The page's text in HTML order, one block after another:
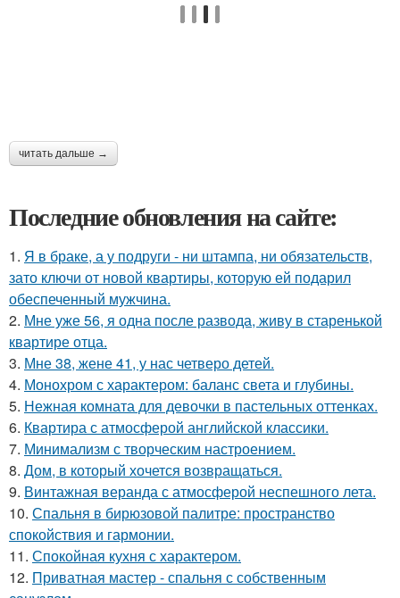
читать дальше →
Последние обновления на сайте:
1. Я в браке, а у подруги - ни штампа, ни обязательств,
зато ключи от новой квартиры, которую ей подарил
обеспеченный мужчина.
2. Мне уже 56, я одна после развода, живу в старенькой
квартире отца.
3. Мне 38, жене 41, у нас четверо детей.
4. Монохром с характером: баланс света и глубины.
5. Нежная комната для девочки в пастельных оттенках.
6. Квартира с атмосферой английской классики.
7. Минимализм с творческим настроением.
8. Дом, в который хочется возвращаться.
9. Винтажная веранда с атмосферой неспешного лета.
10. Спальня в бирюзовой палитре: пространство
спокойствия и гармонии.
11. Спокойная кухня с характером.
12. Приватная мастер - спальня с собственным